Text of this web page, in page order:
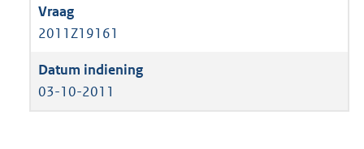
2011Z19161
03-10-2011